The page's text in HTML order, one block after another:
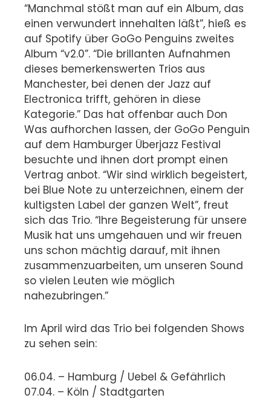
“Manchmal stößt man auf ein Album, das
einen verwundert innehalten läßt”, hieß es
auf Spotify über GoGo Penguins zweites
Album “v2.0”. “Die brillanten Aufnahmen
dieses bemerkenswerten Trios aus
Manchester, bei denen der Jazz auf
Electronica trifft, gehören in diese
Kategorie.” Das hat offenbar auch Don
Was aufhorchen lassen, der GoGo Penguin
auf dem Hamburger Überjazz Festival
besuchte und ihnen dort prompt einen
Vertrag anbot. “Wir sind wirklich begeistert,
bei Blue Note zu unterzeichnen, einem der
kultigsten Label der ganzen Welt”, freut
sich das Trio. “Ihre Begeisterung für unsere
Musik hat uns umgehauen und wir freuen
uns schon mächtig darauf, mit ihnen
zusammenzuarbeiten, um unseren Sound
so vielen Leuten wie möglich
nahezubringen.”
Im April wird das Trio bei folgenden Shows
zu sehen sein:
06.04. – Hamburg / Uebel & Gefährlich
07.04. – Köln / Stadtgarten